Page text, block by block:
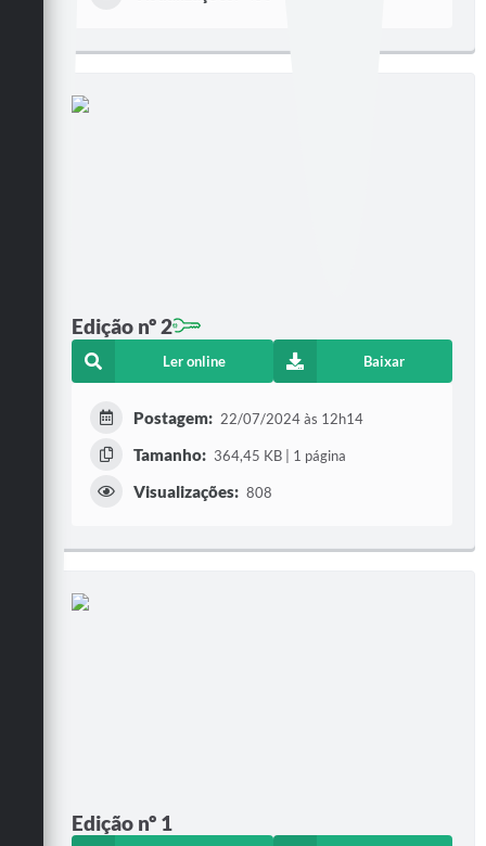
Edição nº 2
Ler online Baixar
Postagem: 22/07/2024 às 12h14
Tamanho: 364,45 KB | 1 página
Visualizações: 808
Edição nº 1